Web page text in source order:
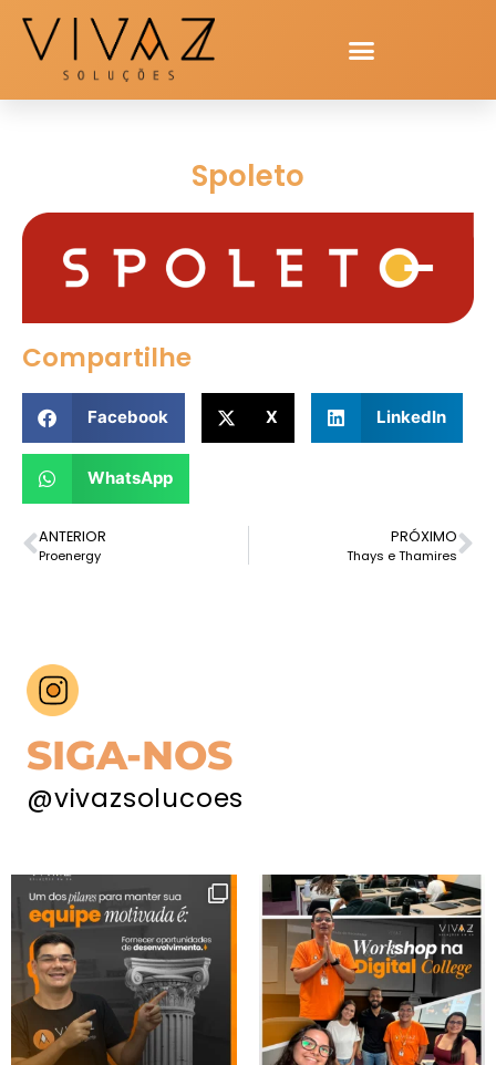
Spoleto
Compartilhe
Facebook X LinkedIn
WhatsApp
ANTERIOR
Proenergy
PRÓXIMO
Thays e Thamires
SIGA-NOS
@vivazsolucoes